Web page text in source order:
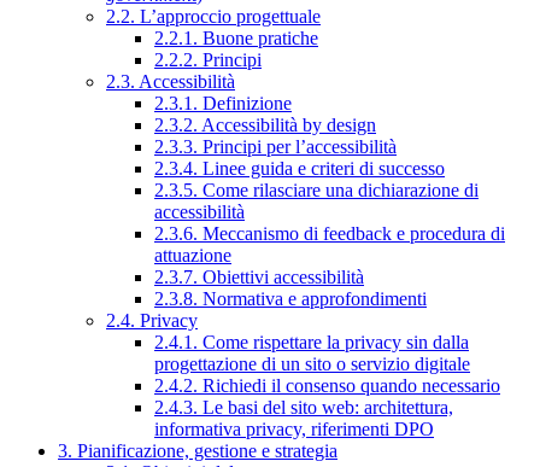
2.2. L’approccio progettuale
2.2.1. Buone pratiche
2.2.2. Principi
2.3. Accessibilità
2.3.1. Definizione
2.3.2. Accessibilità by design
2.3.3. Principi per l’accessibilità
2.3.4. Linee guida e criteri di successo
2.3.5. Come rilasciare una dichiarazione di
accessibilità
2.3.6. Meccanismo di feedback e procedura di
attuazione
2.3.7. Obiettivi accessibilità
2.3.8. Normativa e approfondimenti
2.4. Privacy
2.4.1. Come rispettare la privacy sin dalla
progettazione di un sito o servizio digitale
2.4.2. Richiedi il consenso quando necessario
2.4.3. Le basi del sito web: architettura,
informativa privacy, riferimenti DPO
3. Pianificazione, gestione e strategia